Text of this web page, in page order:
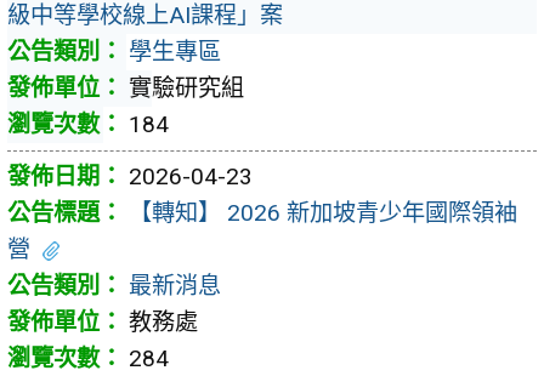
級中等學校線上AI課程」案
學生專區
實驗研究組
184
2026-04-23
【轉知】 2026 新加坡青少年國際領袖
營
最新消息
教務處
284